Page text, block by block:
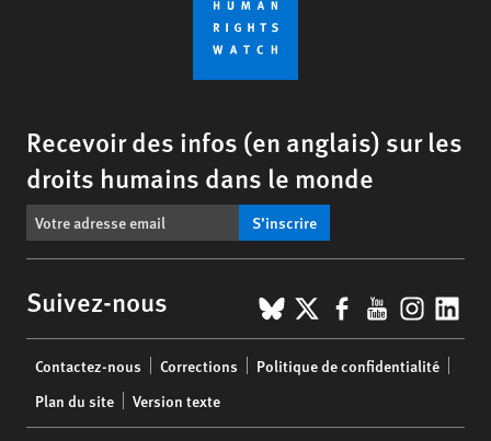
Recevoir des infos (en anglais) sur les
droits humains dans le monde
S’inscrire
Suivez-nous BlueSky
X Facebook
YouTube
menu
Contactez-nous Corrections
Politique de confidentialité
Plan du site
Version texte